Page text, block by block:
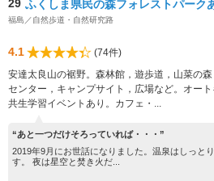
29 ふくしま県民の森フォレストパーク
福島／自然歩道・自然研究路
4.1
(74件)
安達太良山の裾野。森林館，遊歩道，山菜の
センター，キャンプサイト，広場など。オー
共生学習イベントあり。カフェ・...
“あと一つだけそろっていれば・・・”
2019年9月にお世話になりました。温泉はしっと
す。 夜は星空と焚き火だ...